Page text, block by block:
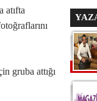
atıfta
gruba attığı